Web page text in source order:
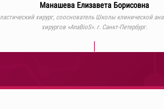
Манашева Елизавета Борисовна
хирург, сооснователь Школы клинической
хирургов «AnaBioS». г. Санкт-Петербург.